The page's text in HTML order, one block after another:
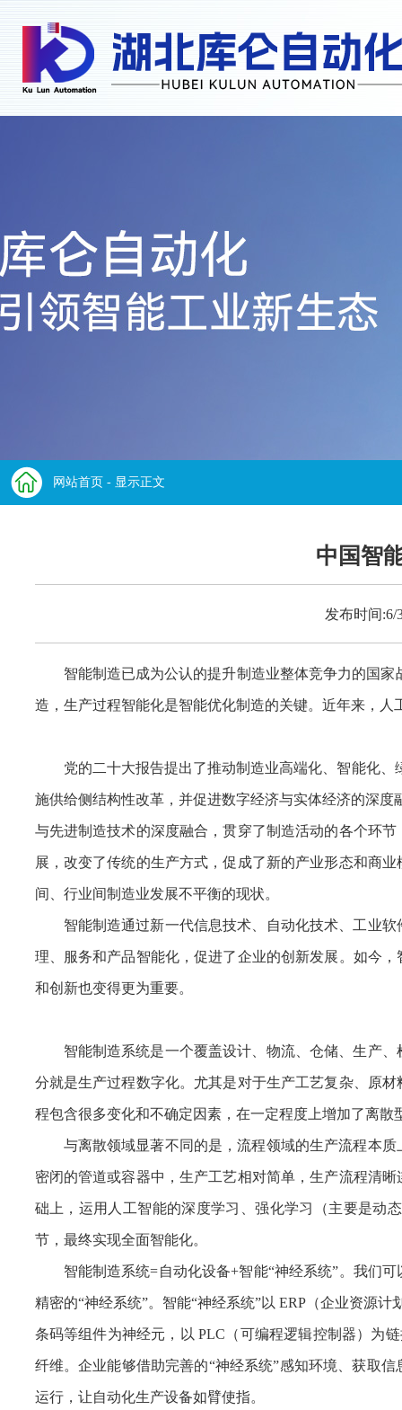
网站首页 - 显示正文
中国智
发布时间
智能制造已成为公认的提升制造业整体竞争力的国
造，生产过程智能化是智能优化制造的关键。近年来，
党的二十大报告提出了推动制造业高端化、智能化、
施供给侧结构性改革，并促进数字经济与实体经济的深
与先进制造技术的深度融合，贯穿了制造活动的各个环
展，改变了传统的生产方式，促成了新的产业形态和商
间、行业间制造业发展不平衡的现状。
智能制造通过新一代信息技术、自动化技术、工业
理、服务和产品智能化，促进了企业的创新发展。如今
和创新也变得更为重要。
智能制造系统是一个覆盖设计、物流、仓储、生产
分就是生产过程数字化。尤其是对于生产工艺复杂、原
程包含很多变化和不确定因素，在一定程度上增加了离
与离散领域显著不同的是，流程领域的生产流程本
密闭的管道或容器中，生产工艺相对简单，生产流程清
础上，运用人工智能的深度学习、强化学习（主要是动
节，最终实现全面智能化。
智能制造系统=自动化设备+智能“神经系统”。我们
精密的“神经系统”。智能“神经系统”以 ERP（企业资源
条码等组件为神经元，以 PLC（可编程逻辑控制器）为
纤维。企业能够借助完善的“神经系统”感知环境、获取
运行，让自动化生产设备如臂使指。